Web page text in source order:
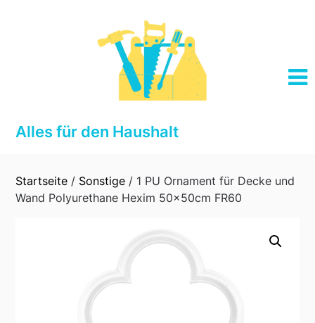
Alles für den Haushalt
Startseite / Sonstige / 1 PU Ornament für Decke und
Wand Polyurethane Hexim 50x50cm FR60